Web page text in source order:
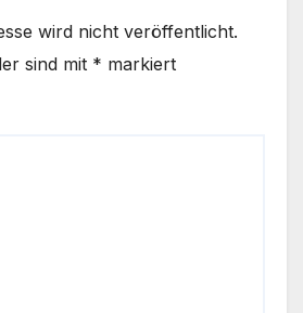
wird nicht veröffentlicht.
sind mit * markiert